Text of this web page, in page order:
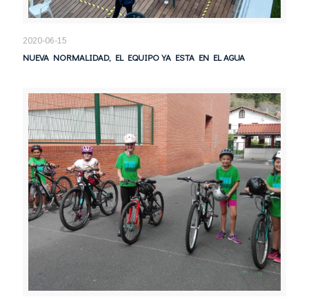
2020-06-15
NUEVA NORMALIDAD, EL EQUIPO YA ESTA EN EL AGUA